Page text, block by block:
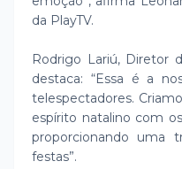
da PlayTV.
Rodrigo Lariú, Diretor
destaca: “Essa é a
telespectadores.
espírito natalino com
proporcionando uma
festas”.